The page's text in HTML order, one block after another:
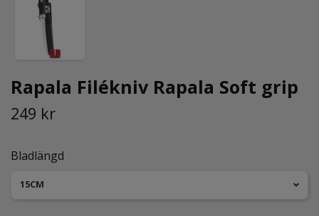
Rapala Filékniv Rapala Soft grip
249 kr
Bladlängd
15CM